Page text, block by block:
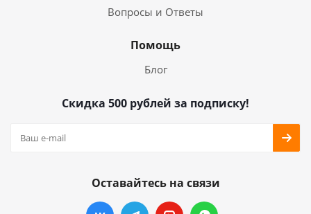
Вопросы и Ответы
Помощь
Блог
Скидка 500 рублей за подписку!
Оставайтесь на связи